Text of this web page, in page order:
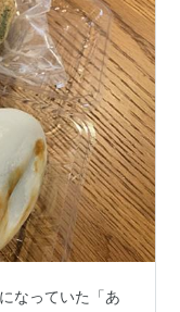
なっていた「あ